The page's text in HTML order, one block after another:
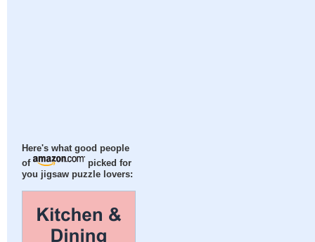
Here's what good people
of
picked for
you jigsaw puzzle lovers: